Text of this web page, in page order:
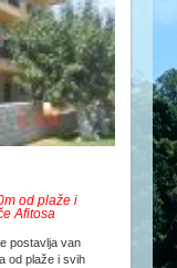
od plaže i
Afitosa
postavlja van
od plaže i svih